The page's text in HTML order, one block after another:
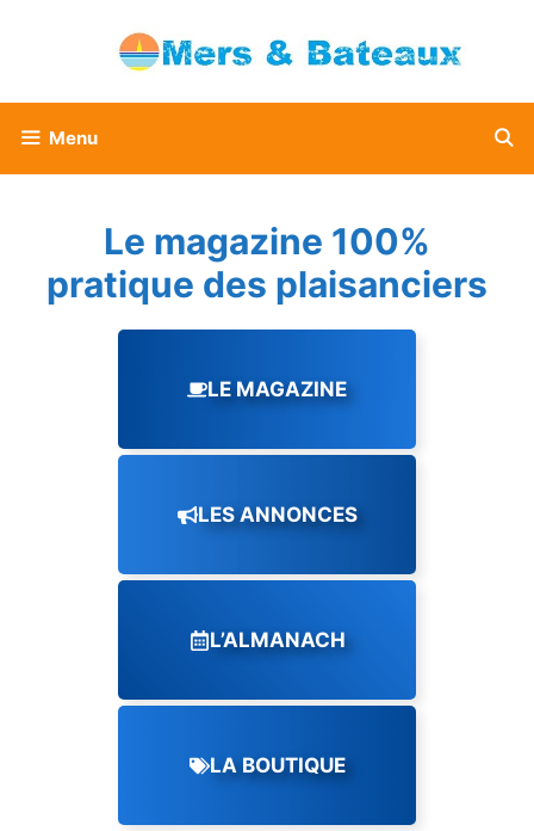
Menu
Le magazine 100%
pratique des plaisanciers
LE MAGAZINE
LES ANNONCES
L’ALMANACH
LA BOUTIQUE